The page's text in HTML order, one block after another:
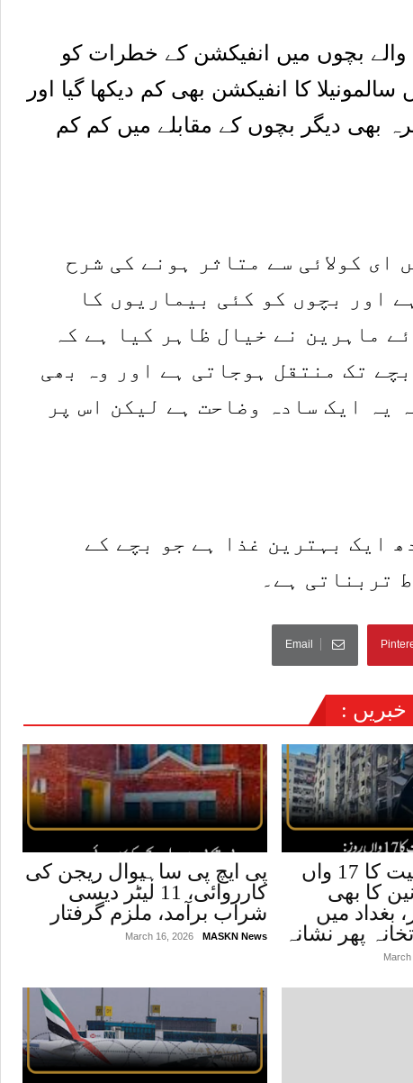
والے بچوں میں انفیکشن کے خطرات کو
کا انفیکشن بھی کم دیکھا گیا اور
بھی دیگر بچوں کے مقابلے میں کم کم
ای کولائی سے متاثر ہونے کی شرح
اور بچوں کو کئی بیماریوں کا
ماہرین نے خیال ظاہر کیا ہے کہ
تک منتقل ہوجاتی ہے اور وہ بھی
یہ ایک سادہ وضاحت ہے لیکن اس پر
ایک بہترین غذا ہے جو بچے کے
تربناتی ہے۔
Email
:
ایران پر جارحیت کا 17 واں
کا بھی
بغداد میں
پھر نشانہ
پی ایچ پی ساہیوال ریجن کی
کارروائی، 11 لیٹر دیسی
شراب برآمد، ملزم گرفتار
MASKN News
March 16, 2026